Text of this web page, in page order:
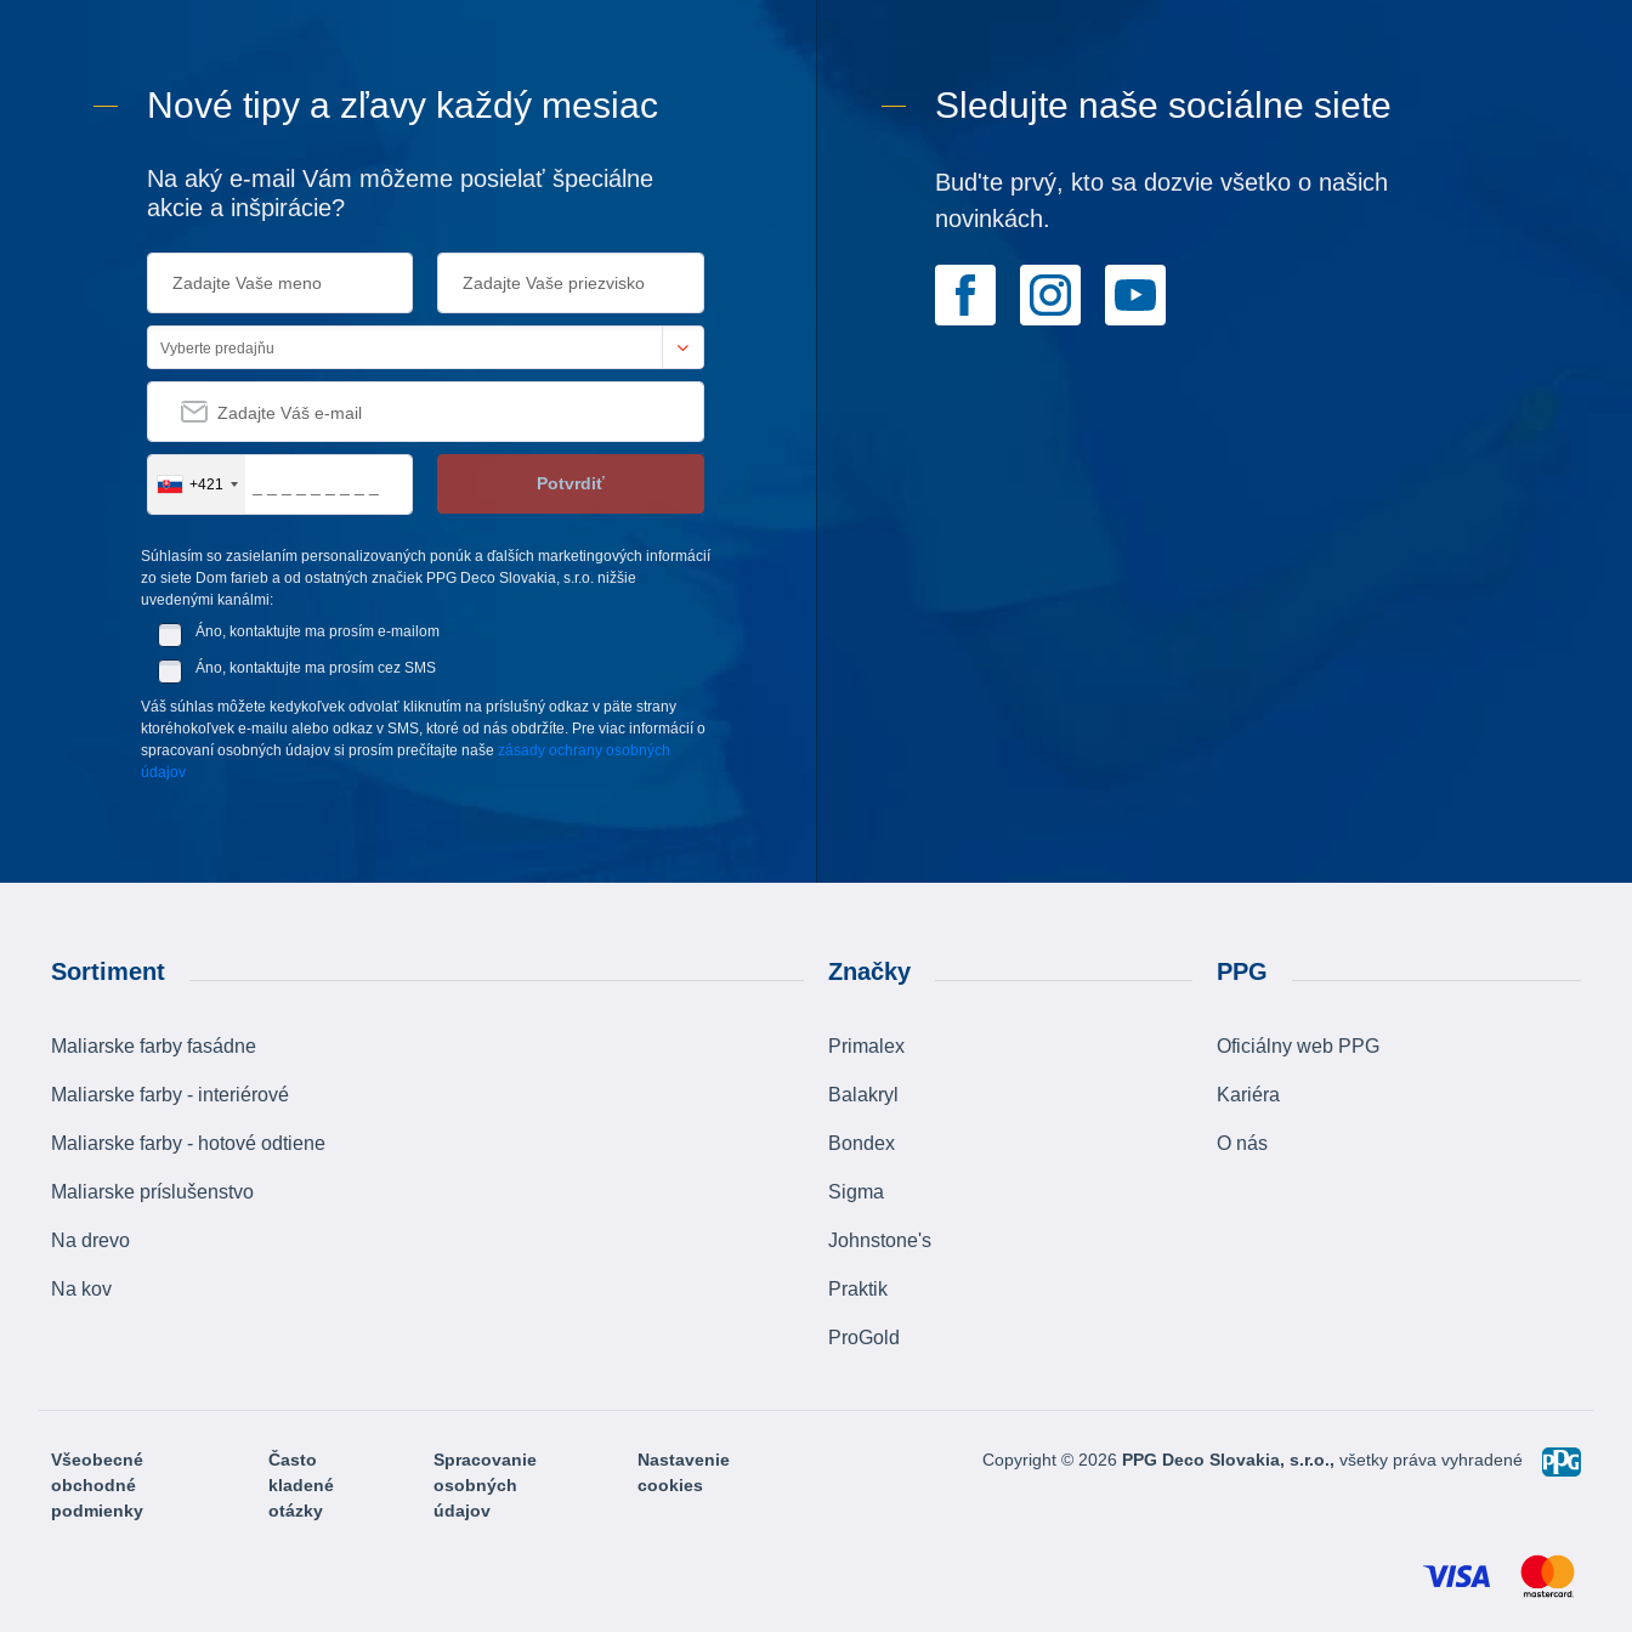
Nové tipy a zľavy každý mesiac
Na aký e-mail Vám môžeme posielať špeciálne
akcie a inšpirácie?
Vyberte predajňu
+421 Potvrdiť
Súhlasím so zasielaním personalizovaných ponúk a ďalších marketingových informácií
zo siete Dom farieb a od ostatných značiek PPG Deco Slovakia, s.r.o. nižšie
uvedenými kanálmi:
Áno, kontaktujte ma prosím e-mailom
Áno, kontaktujte ma prosím cez SMS
Váš súhlas môžete kedykoľvek odvolať kliknutím na príslušný odkaz v päte strany
ktoréhokoľvek e-mailu alebo odkaz v SMS, ktoré od nás obdržíte. Pre viac informácií o
spracovaní osobných údajov si prosím prečítajte naše zásady ochrany osobných
údajov
Sledujte naše sociálne siete
Bud'te prvý, kto sa dozvie všetko o našich
novinkách.
Sortiment
Maliarske farby fasádne
Maliarske farby - interiérové
Maliarske farby - hotové odtiene
Maliarske príslušenstvo
Na drevo
Na kov
Značky
Primalex
Balakryl
Bondex
Sigma
Johnstone's
Praktik
ProGold
PPG
Oficiálny web PPG
Kariéra
O nás
Všeobecné
obchodné
podmienky
Často
kladené
otázky
Spracovanie
osobných
údajov
Nastavenie
cookies
Copyright © 2026 PPG Deco Slovakia, s.r.o., všetky práva vyhradené